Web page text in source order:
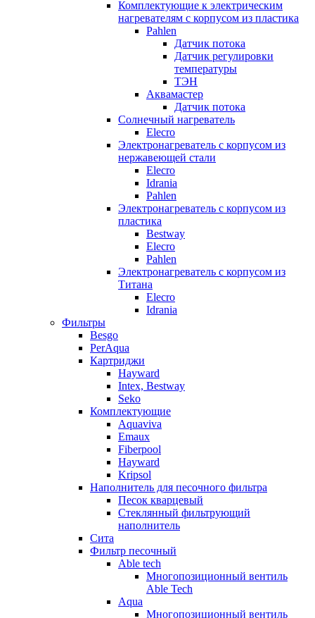
Комплектующие к электрическим
нагревателям с корпусом из пластика
Pahlen
Датчик потока
Датчик регулировки
температуры
ТЭН
Аквамастер
Датчик потока
Солнечный нагреватель
Elecro
Электронагреватель с корпусом из
нержавеющей стали
Elecro
Idrania
Pahlen
Электронагреватель с корпусом из
пластика
Bestway
Elecro
Pahlen
Электронагреватель с корпусом из
Титана
Elecro
Idrania
Фильтры
Besgo
PerAqua
Картриджи
Hayward
Intex, Bestway
Seko
Комплектующие
Aquaviva
Emaux
Fiberpool
Hayward
Kripsol
Наполнитель для песочного фильтра
Песок кварцевый
Стеклянный фильтрующий
наполнитель
Сита
Фильтр песочный
Able tech
Многопозиционный вентиль
Able Tech
Aqua
Многопозиционный вентиль